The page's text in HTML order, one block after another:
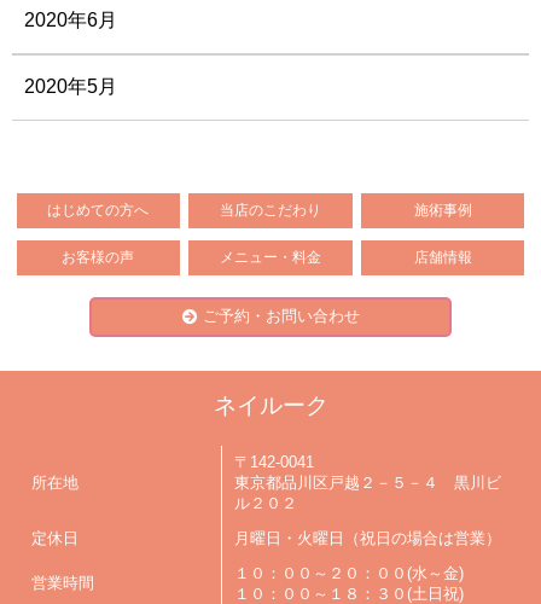
2020年6月
2020年5月
はじめての方へ 当店のこだわり 施術事例
お客様の声 メニュー・料金 店舗情報
ご予約・お問い合わせ
ネイルーク
所在地
〒142-0041
東京都品川区戸越２－５－４ 黒川ビ
ル２０２
定休日 月曜日・火曜日（祝日の場合は営業）
営業時間
１０：００～２０：００(水～金)
１０：００～１８：３０(土日祝)